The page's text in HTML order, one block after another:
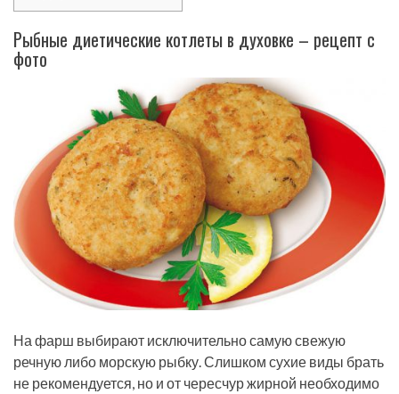
Рыбные диетические котлеты в духовке – рецепт с
фото
На фарш выбирают исключительно самую свежую
речную либо морскую рыбку. Слишком сухие виды брать
не рекомендуется, но и от чересчур жирной необходимо